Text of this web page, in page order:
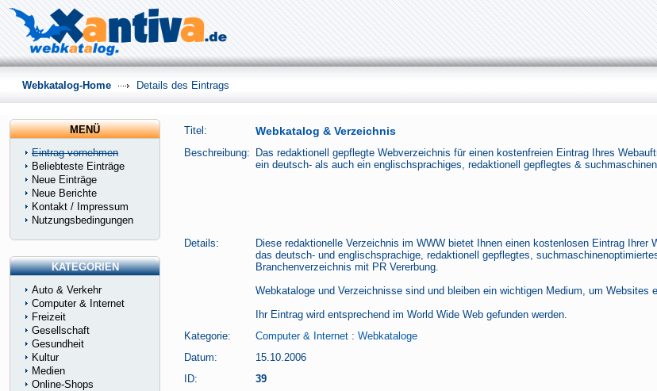
Titel: Webkatalog & Verzeichnis
Beschreibung:
Das redaktionell gepflegte Webverzeichnis für einen kostenfreien Eintrag Ihres
ein deutsch- als auch ein englischsprachiges, redaktionell gepflegtes &
Details:
Diese redaktionelle Verzeichnis im WWW bietet Ihnen einen kostenlosen Eintrag Ihrer
das deutsch- und englischsprachige, redaktionell gepflegtes,
Branchenverzeichnis mit PR Vererbung.
Webkataloge und Verzeichnisse sind und bleiben ein wichtigen Medium, um Websites
Ihr Eintrag wird entsprechend im World Wide Web gefunden werden.
Kategorie:
Computer & Internet : Webkataloge
Datum:
15.10.2006
ID:
39
Webkatalog-Home Details des Eintrags
MENÜ
Eintrag vornehmen
Beliebteste Einträge
Neue Einträge
Neue Berichte
Kontakt / Impressum
Nutzungsbedingungen
KATEGORIEN
Auto & Verkehr
Computer & Internet
Freizeit
Gesellschaft
Gesundheit
Kultur
Medien
Online-Shops